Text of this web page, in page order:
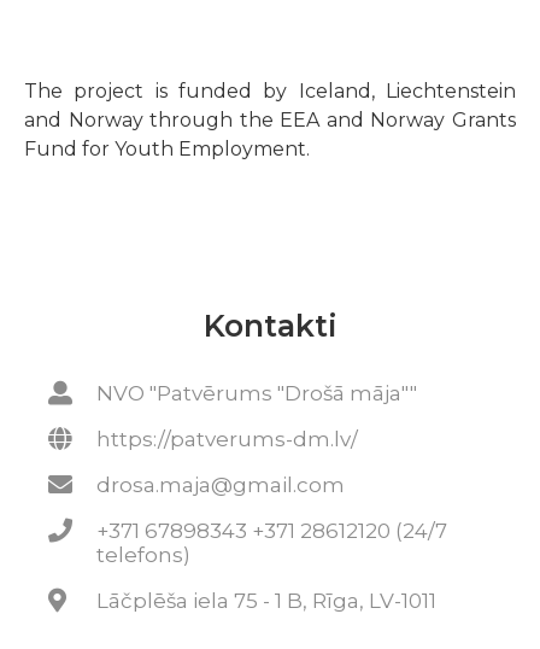
The project is funded by Iceland, Liechtenstein
and Norway through the EEA and Norway Grants
Fund for Youth Employment.
Kontakti
NVO "Patvērums "Drošā māja""
https://patverums-dm.lv/
drosa.maja@gmail.com
+371 67898343 +371 28612120 (24/7
telefons)
Lāčplēša iela 75 - 1 B, Rīga, LV-1011